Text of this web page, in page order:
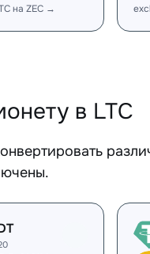
на ZEC →
в LTC